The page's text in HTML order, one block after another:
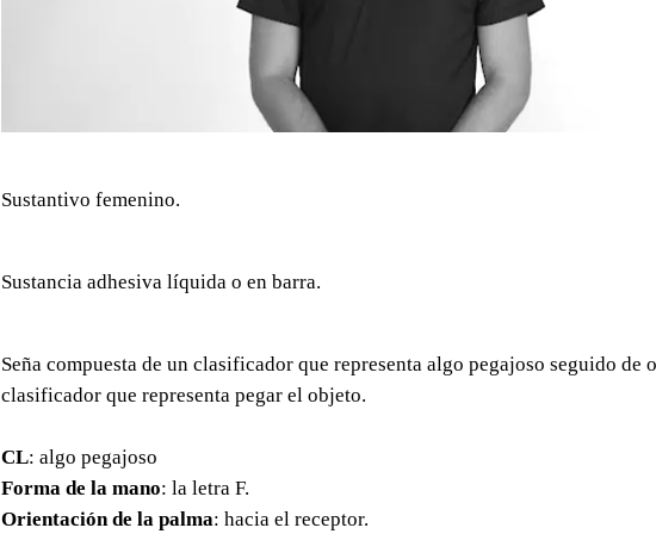
Sustantivo femenino.
Sustancia adhesiva líquida o en barra.
Seña compuesta de un clasificador que representa algo pegajoso seguido de
clasificador que representa pegar el objeto.
CL: algo pegajoso
Forma de la mano: la letra F.
Orientación de la palma: hacia el receptor.